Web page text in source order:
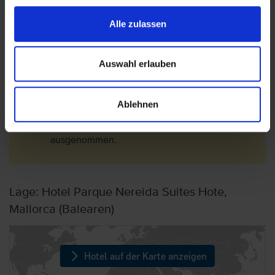
Alle zulassen
Auswahl erlauben
Ablehnen
Aufenthaltstag eine 50% Ermäßigung auf die
Die Gebühr ist nicht im Reisepreis enthalten
ausgenommen.
Lage: Hotel Parque Nereida Suites Hote,
Mallorca (Balearen)
Hotel auf der Karte anzeigen